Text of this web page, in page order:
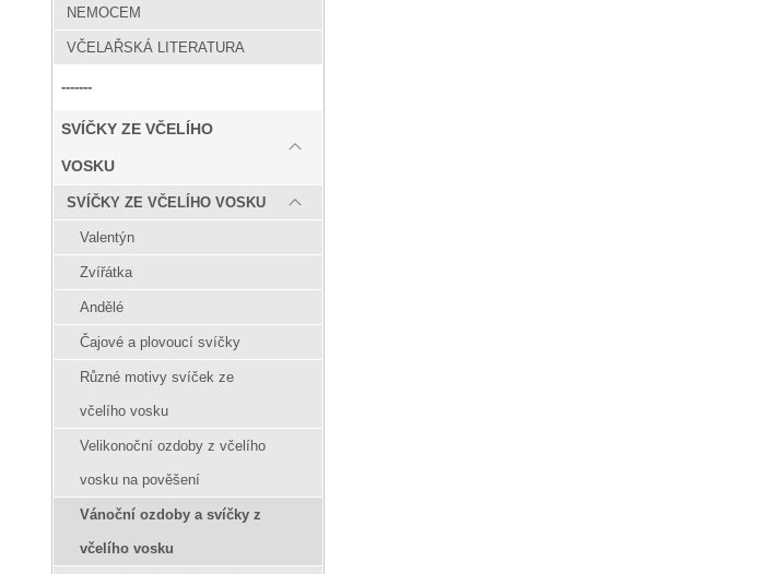
NEMOCEM
VČELAŘSKÁ LITERATURA
-------
SVÍČKY ZE VČELÍHO
VOSKU
SVÍČKY ZE VČELÍHO VOSKU
Valentýn
Zvířátka
Andělé
Čajové a plovoucí svíčky
Různé motivy svíček ze
včelího vosku
Velikonoční ozdoby z včelího
vosku na pověšení
Vánoční ozdoby a svíčky z
včelího vosku